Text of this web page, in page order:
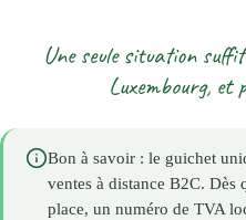
Une seule situation
Luxembourg, et
Bon à savoir : le guichet
ventes à distance B2C. Dès
place, un numéro de TVA